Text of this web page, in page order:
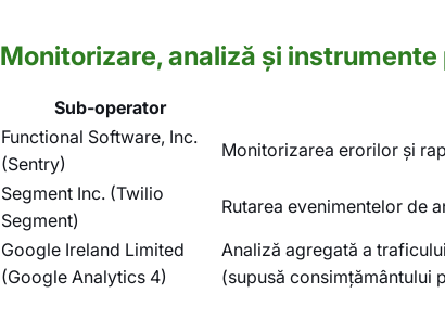
Monitorizare, analiză și
Sub-operator
Functional Software, Inc.
(Sentry)
Monitorizarea erorilor și
Segment Inc. (Twilio
Segment)
Rutarea evenimentelor de
Google Ireland Limited
(Google Analytics 4)
Analiză agregată a
(supusă consimțământului